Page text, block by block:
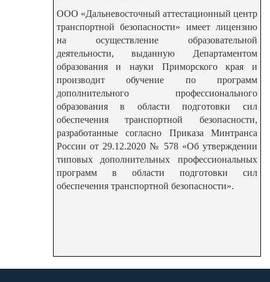
ООО «Дальневосточный аттестационный центр
транспортной безопасности» имеет лицензию
на осуществление образовательной
деятельности, выданную Департаментом
образования и науки Приморского края и
производит обучение по программ
дополнительного профессионального
образования в области подготовки сил
обеспечения транспортной безопасности,
разработанные согласно Приказа Минтранса
России от 29.12.2020 № 578 «Об утверждении
типовых дополнительных профессиональных
программ в области подготовки сил
обеспечения транспортной безопасности».